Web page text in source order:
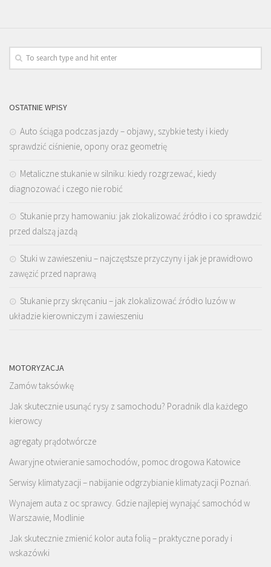
OSTATNIE WPISY
Auto ściąga podczas jazdy – objawy, szybkie testy i kiedy
sprawdzić ciśnienie, opony oraz geometrię
Metaliczne stukanie w silniku: kiedy rozgrzewać, kiedy
diagnozować i czego nie robić
Stukanie przy hamowaniu: jak zlokalizować źródło i co sprawdzić
przed dalszą jazdą
Stuki w zawieszeniu – najczęstsze przyczyny i jak je prawidłowo
zawęzić przed naprawą
Stukanie przy skręcaniu – jak zlokalizować źródło luzów w
układzie kierowniczym i zawieszeniu
MOTORYZACJA
Zamów taksówkę
Jak skutecznie usunąć rysy z samochodu? Poradnik dla każdego
kierowcy
agregaty prądotwórcze
Awaryjne otwieranie samochodów, pomoc drogowa Katowice
Serwisy klimatyzacji – nabijanie odgrzybianie klimatyzacji Poznań.
Wynajem auta z oc sprawcy. Gdzie najlepiej wynająć samochód w
Warszawie, Modlinie
Jak skutecznie zmienić kolor auta folią – praktyczne porady i
wskazówki